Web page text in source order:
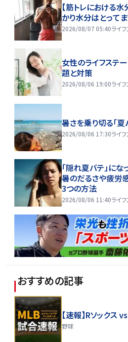
【筋トレにおける
かり水分はとって
2026/08/07 05:40ライ
女性のライフステ
題と対策
2026/08/06 19:00ライ
暑さを乗り切る「夏
2026/08/06 17:30ライ
「隠れ夏バテ」に
暑のだるさや疲労
3つの方法
2026/08/06 11:40ライ
おすすめの記事
【速報】Rソックス
野球